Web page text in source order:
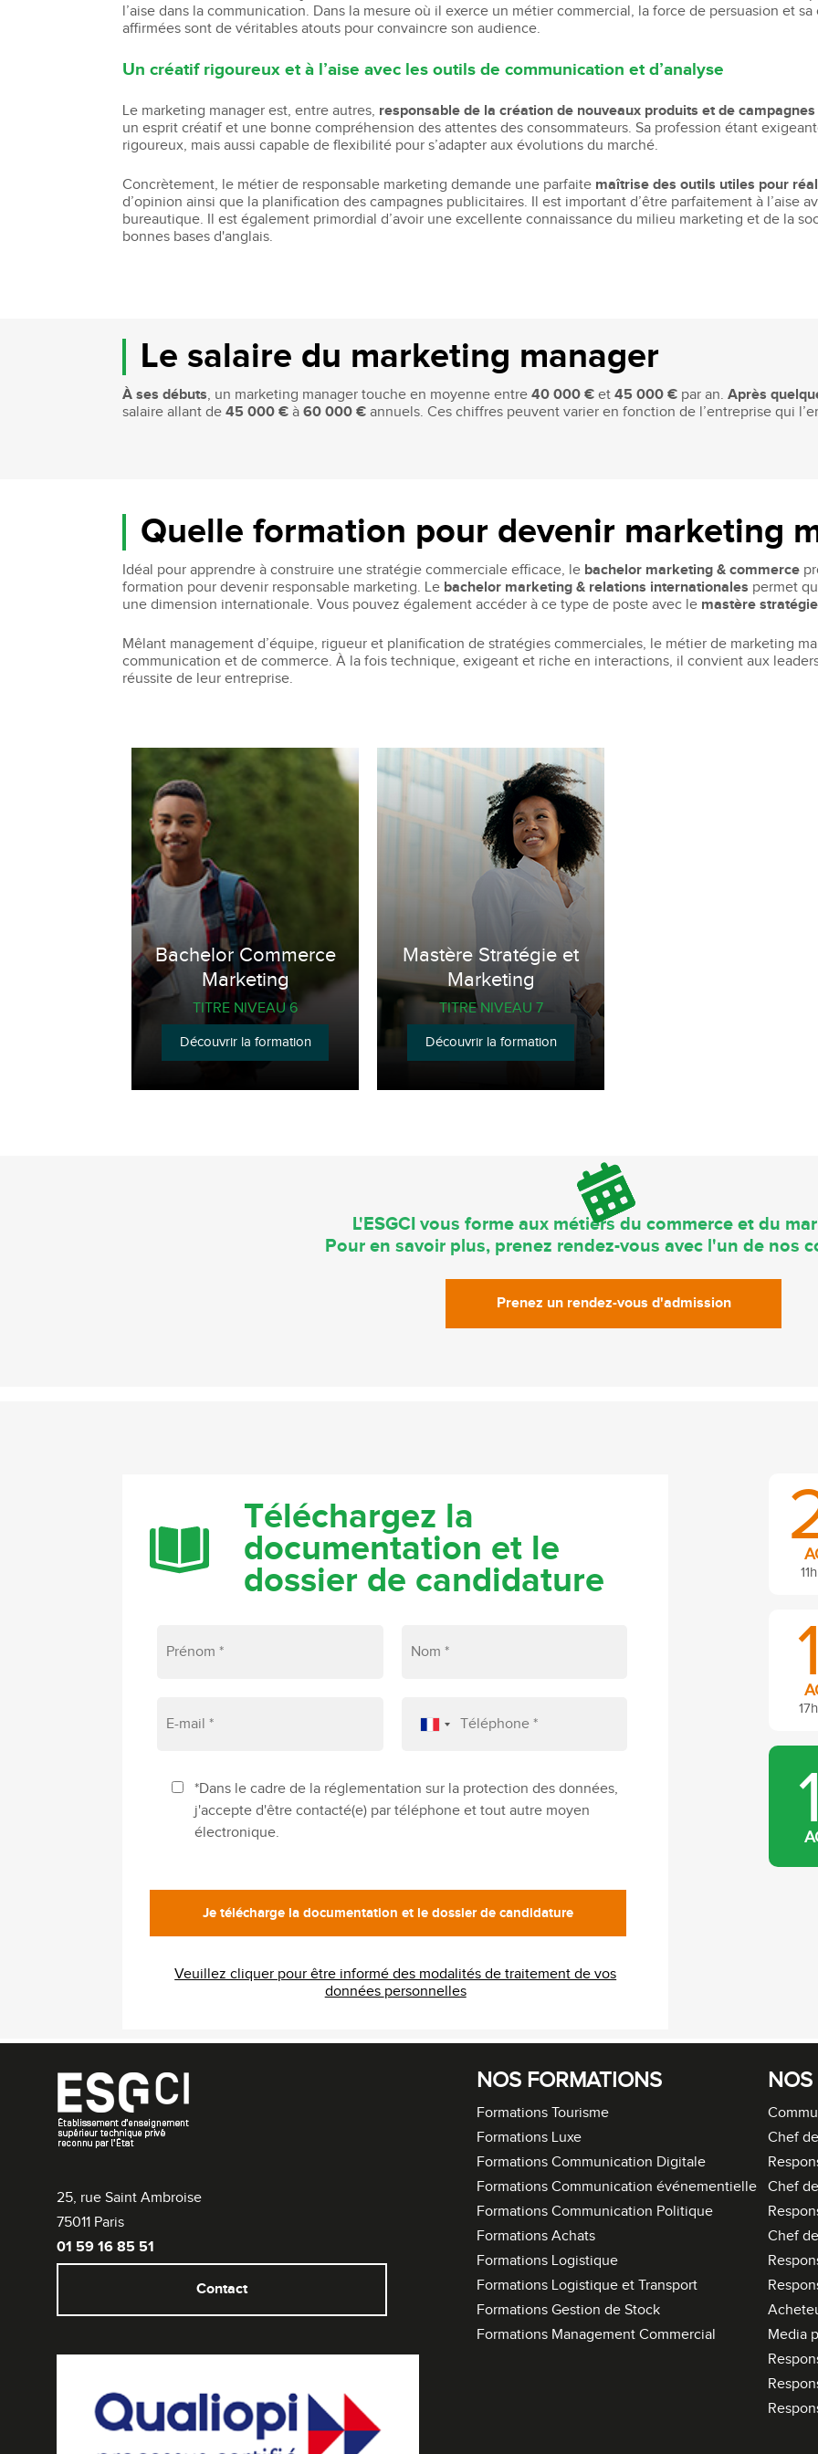
l’aise dans la communication. Dans la mesure où il exerce un métier commercial, la force de persuasion et
affirmées sont de véritables atouts pour convaincre son audience.
Un créatif rigoureux et à l’aise avec les outils de communication et d’analyse
Le marketing manager est, entre autres, responsable de la création de nouveaux produits et de
un esprit créatif et une bonne compréhension des attentes des consommateurs. Sa profession étant
rigoureux, mais aussi capable de flexibilité pour s’adapter aux évolutions du marché.
Concrètement, le métier de responsable marketing demande une parfaite maîtrise des outils utiles pour
d’opinion ainsi que la planification des campagnes publicitaires. Il est important d’être parfaitement à l’aise
bureautique. Il est également primordial d’avoir une excellente connaissance du milieu marketing et de la
bonnes bases d'anglais.
Le salaire du marketing manager
À ses débuts, un marketing manager touche en moyenne entre 40 000 € et45 000 € par an.Après
salaire allant de 45 000 € à60 000 € annuels. Ces chiffres peuvent varier en fonction de l’entreprise qui
Quelle formation pour devenir marketing
Idéal pour apprendre à construire une stratégie commerciale efficace, le bachelor marketing & commerce
formation pour devenir responsable marketing. Le bachelor marketing & relations internationales permet
une dimension internationale. Vous pouvez également accéder à ce type de poste avec le mastère
Mêlant management d’équipe, rigueur et planification de stratégies commerciales, le métier de marketing
communication et de commerce. À la fois technique, exigeant et riche en interactions, il convient aux
réussite de leur entreprise.
Bachelor Commerce
Marketing
TITRE NIVEAU 6
Découvrir la formation
Mastère Stratégie et
Marketing
TITRE NIVEAU 7
Découvrir la formation
L'ESGCI vous forme aux métiers du commerce et du
Pour en savoir plus, prenez rendez-vous avec l'un de nos
Prenez un rendez-vous d'admission
Téléchargez la
documentation et le
dossier de candidature
*Dans le cadre de la réglementation sur la protection des données,
j'accepte d'être contacté(e) par téléphone et tout autre moyen
électronique.
Veuillez cliquer pour être informé des modalités de traitement de vos
données personnelles
25, rue Saint Ambroise
75011 Paris
01 59 16 85 51
Contact
NOS FORMATIONS
Formations Tourisme
Formations Luxe
Formations Communication Digitale
Formations Communication événementielle
Formations Communication Politique
Formations Achats
Formations Logistique
Formations Logistique et Transport
Formations Gestion de Stock
Formations Management Commercial
Chef
Chef
Chef
Media